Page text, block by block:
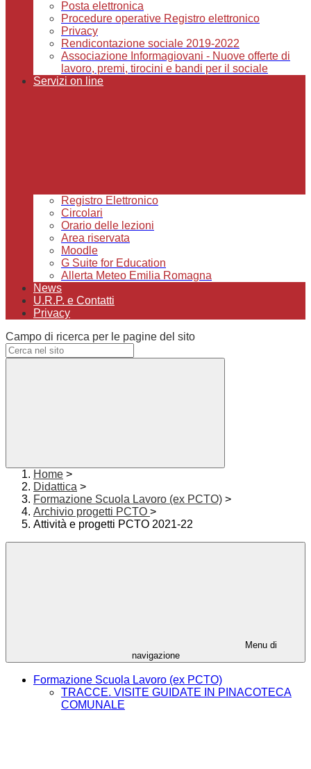
Posta elettronica
Procedure operative Registro elettronico
Privacy
Rendicontazione sociale 2019-2022
Associazione Informagiovani - Nuove offerte di
lavoro, premi, tirocini e bandi per il sociale
Servizi on line
Registro Elettronico
Circolari
Orario delle lezioni
Area riservata
Moodle
G Suite for Education
Allerta Meteo Emilia Romagna
News
U.R.P. e Contatti
Privacy
Campo di ricerca per le pagine del sito
Home >
Didattica >
Formazione Scuola Lavoro (ex PCTO) >
Archivio progetti PCTO >
Attività e progetti PCTO 2021-22
Menu di
navigazione
Formazione Scuola Lavoro (ex PCTO)
TRACCE. VISITE GUIDATE IN PINACOTECA
COMUNALE